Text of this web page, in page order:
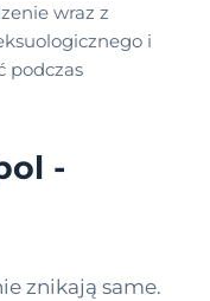
wraz z
i
podczas
-
znikają same.